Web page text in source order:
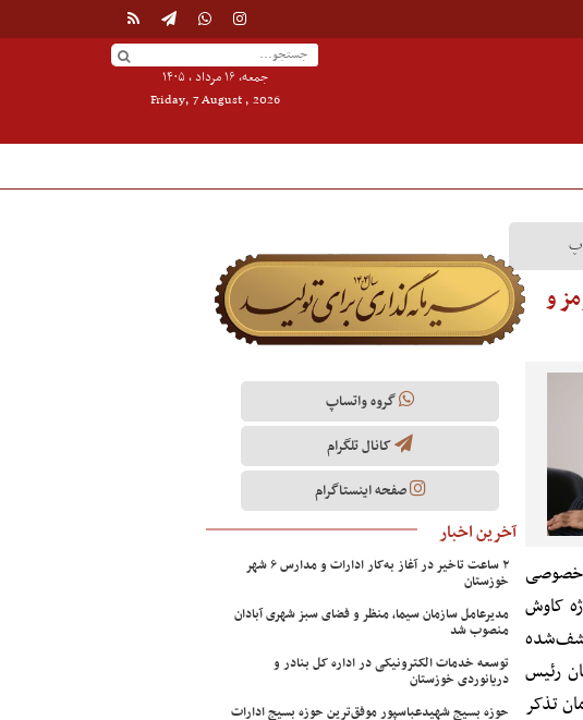
جمعه, ۱۶ مرداد , ۱۴۰۵
Friday, 7 August , 2026
و
خصوصی
کاوش
رئیس
تذکر
گروه واتساپ
کانال تلگرام
صفحه اینستاگرام
آخرین اخبار
۲ ساعت تاخیر در آغاز به‌کار ادارات و مدارس ۶ شهر
خوزستان
مدیرعامل سازمان سیما، منظر و فضای سبز شهری آبادان
منصوب شد
توسعه خدمات الکترونیکی در اداره کل بنادر و
دریانوردی خوزستان
حوزه بسیج شهیدعباسپور موفق‌ترین حوزه بسیج ادارات